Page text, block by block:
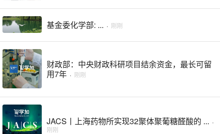
基金委化学部: ... · 刚刚
财政部：中央财政科研项目结余资金，最长可留
用7年 · 刚刚
JACS丨上海药物所实现32聚体聚葡糖醛酸的 ... ·
刚刚